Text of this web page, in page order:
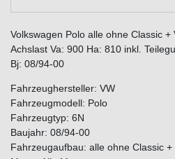
Volkswagen Polo alle ohne Classic +
Achslast Va: 900 Ha: 810 inkl.
Bj: 08/94-00
Fahrzeughersteller: VW
Fahrzeugmodell: Polo
Fahrzeugtyp: 6N
Baujahr: 08/94-00
Fahrzeugaufbau: alle ohne Classic +